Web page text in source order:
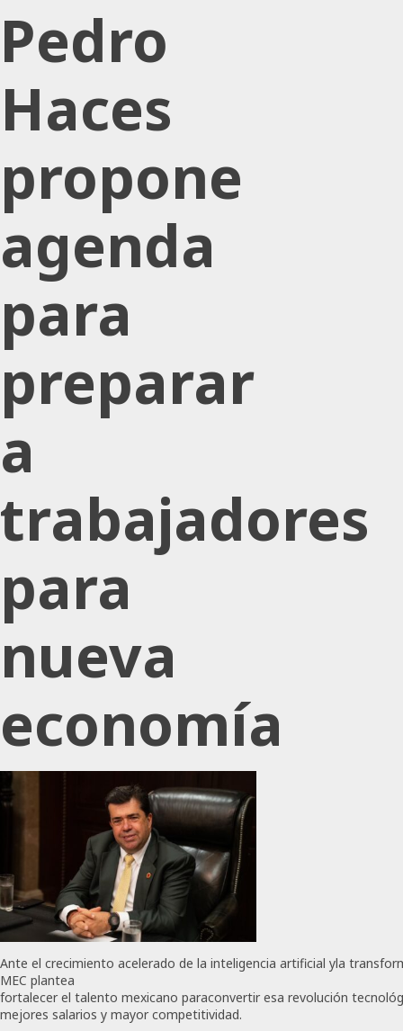
Pedro
Haces
propone
agenda
para
preparar
a
trabajadores
para
nueva
economía
Ante el crecimiento acelerado de la inteligencia artificial yla
MEC plantea
fortalecer el talento mexicano paraconvertir esa revolución
mejores salarios y mayor competitividad.